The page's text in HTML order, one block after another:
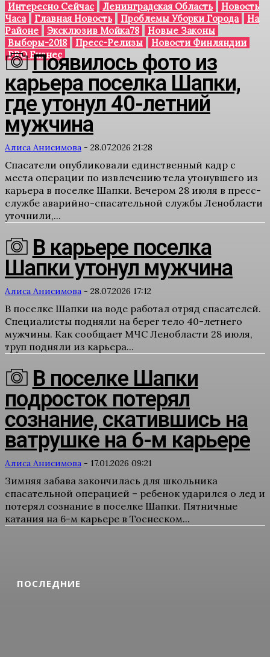
ПОСЛЕДНИЕ
Интересно Сейчас Ленинградская Область
Новость
Часа
Главная Новость Проблемы Уборки Города
На
Районе
Эксклюзив Мойка78
Новые Законы
Выборы-2018
Пресс-Релизы
Новости Финляндии
PRO Бизнес
Появилось фото из
карьера поселка Шапки,
где утонул 40-летний
мужчина
Алиса Анисимова - 28.07.2026 21:28
Спасатели опубликовали единственный кадр с
места операции по извлечению тела утонувшего из
карьера в поселке Шапки. Вечером 28 июля в пресс-
службе аварийно-спасательной службы Ленобласти
уточнили,...
В карьере поселка
Шапки утонул мужчина
Алиса Анисимова - 28.07.2026 17:12
В поселке Шапки на воде работал отряд спасателей.
Специалисты подняли на берег тело 40-летнего
мужчины. Как сообщает МЧС Ленобласти 28 июля,
труп подняли из карьера...
В поселке Шапки
подросток потерял
сознание, скатившись на
ватрушке на 6-м карьере
Алиса Анисимова - 17.01.2026 09:21
Зимняя забава закончилась для школьника
спасательной операцией – ребенок ударился о лед и
потерял сознание в поселке Шапки. Пятничные
катания на 6-м карьере в Тоснеском...